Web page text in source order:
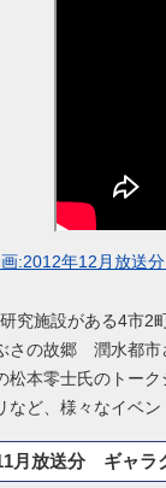
:2012年12月放送
究施設がある4市2
さの故郷 潤水都市
松本零士氏のトー
など、様々なイベ
月放送分 ギャラ